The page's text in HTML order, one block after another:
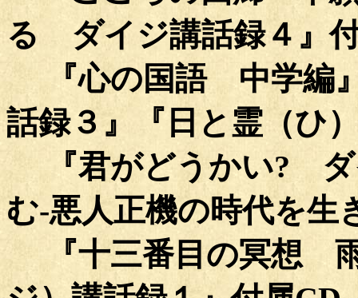
る ダイジ講話録４』
『心の国語 中学編』
話録３』『日と霊（ひ
『君がどうかい? ダ
む-悪人正機の時代を生
『十三番目の冥想 雨